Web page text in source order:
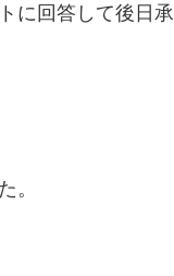
に回答して後日承
。